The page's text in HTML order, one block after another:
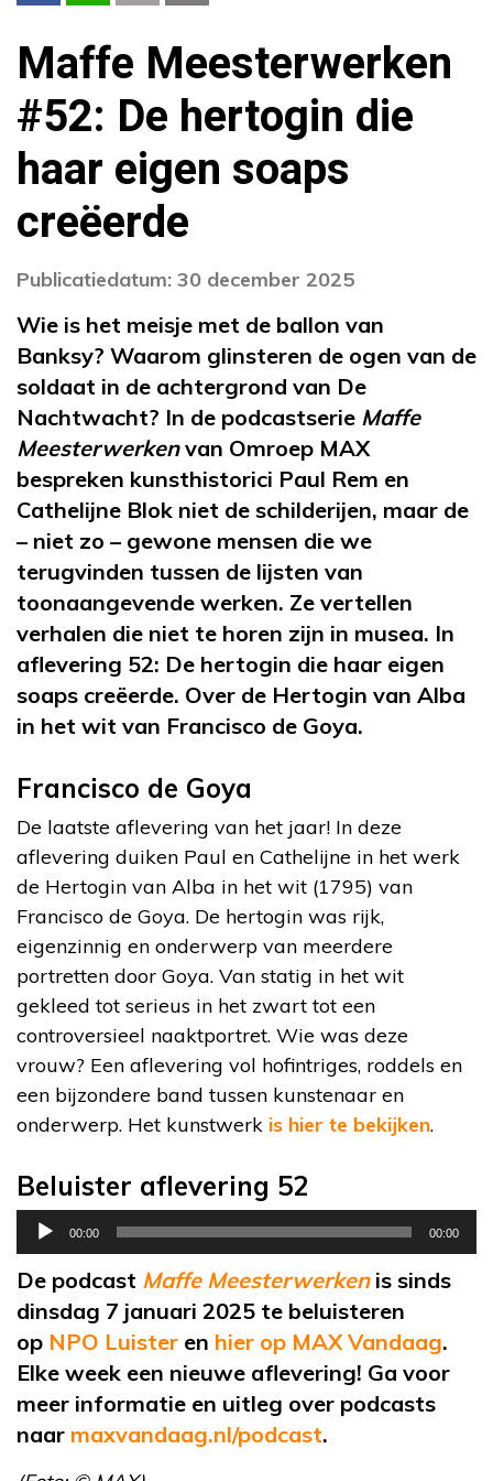
Maffe Meesterwerken
#52: De hertogin die
haar eigen soaps
creëerde
Publicatiedatum: 30 december 2025
Wie is het meisje met de ballon van
Banksy? Waarom glinsteren de ogen van de
soldaat in de achtergrond van De
Nachtwacht? In de podcastserie Maffe
Meesterwerkenvan Omroep MAX
bespreken kunsthistorici Paul Rem en
Cathelijne Blok niet de schilderijen, maar de
– niet zo – gewone mensen die we
terugvinden tussen de lijsten van
toonaangevende werken. Ze vertellen
verhalen die niet te horen zijn in musea. In
aflevering 52: De hertogin die haar eigen
soaps creëerde. Over de Hertogin van Alba
in het wit van Francisco de Goya.
Francisco de Goya
De laatste aflevering van het jaar! In deze
aflevering duiken Paul en Cathelijne in het werk
de Hertogin van Alba in het wit (1795) van
Francisco de Goya. De hertogin was rijk,
eigenzinnig en onderwerp van meerdere
portretten door Goya. Van statig in het wit
gekleed tot serieus in het zwart tot een
controversieel naaktportret. Wie was deze
vrouw? Een aflevering vol hofintriges, roddels en
een bijzondere band tussen kunstenaar en
onderwerp. Het kunstwerk is hier te bekijken.
Beluister aflevering 52
Audiospeler
00:00 00:00
De podcast Maffe Meesterwerkenis sinds
dinsdag 7 januari 2025 te beluisteren
op NPO Luister en hier op MAX Vandaag.
Elke week een nieuwe aflevering! Ga voor
meer informatie en uitleg over podcasts
naar maxvandaag.nl/podcast.